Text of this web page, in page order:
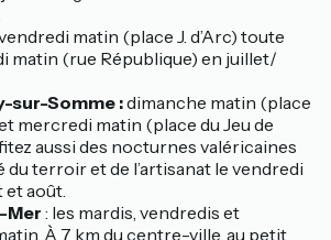
matin (place J. d’Arc) toute
matin (rue République) en juillet/
sur-Somme :dimanche matin (place
mercredi matin (place du Jeu de
aussi des nocturnes valéricaines
du terroir et de l’artisanat le vendredi
et août.
Mer: les mardis, vendredis et
À 7 km du centre-ville, au petit